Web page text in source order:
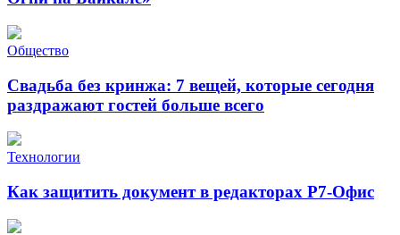
Общество
Свадьба без кринжа: 7 вещей, которые сегодня
раздражают гостей больше всего
Технологии
Как защитить документ в редакторах Р7-Офис